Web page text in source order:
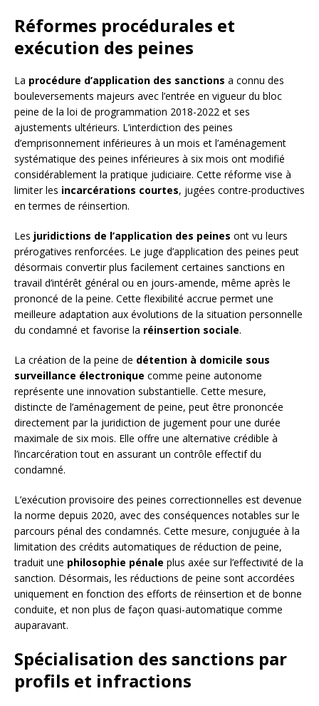
Réformes procédurales et
exécution des peines
La procédure d’application des sanctions a connu des
bouleversements majeurs avec l’entrée en vigueur du bloc
peine de la loi de programmation 2018-2022 et ses
ajustements ultérieurs. L’interdiction des peines
d’emprisonnement inférieures à un mois et l’aménagement
systématique des peines inférieures à six mois ont modifié
considérablement la pratique judiciaire. Cette réforme vise à
limiter les incarcérations courtes, jugées contre-productives
en termes de réinsertion.
Les juridictions de l’application des peines ont vu leurs
prérogatives renforcées. Le juge d’application des peines peut
désormais convertir plus facilement certaines sanctions en
travail d’intérêt général ou en jours-amende, même après le
prononcé de la peine. Cette flexibilité accrue permet une
meilleure adaptation aux évolutions de la situation personnelle
du condamné et favorise la réinsertion sociale.
La création de la peine de détention à domicile sous
surveillance électronique comme peine autonome
représente une innovation substantielle. Cette mesure,
distincte de l’aménagement de peine, peut être prononcée
directement par la juridiction de jugement pour une durée
maximale de six mois. Elle offre une alternative crédible à
l’incarcération tout en assurant un contrôle effectif du
condamné.
L’exécution provisoire des peines correctionnelles est devenue
la norme depuis 2020, avec des conséquences notables sur le
parcours pénal des condamnés. Cette mesure, conjuguée à la
limitation des crédits automatiques de réduction de peine,
traduit une philosophie pénale plus axée sur l’effectivité de la
sanction. Désormais, les réductions de peine sont accordées
uniquement en fonction des efforts de réinsertion et de bonne
conduite, et non plus de façon quasi-automatique comme
auparavant.
Spécialisation des sanctions par
profils et infractions